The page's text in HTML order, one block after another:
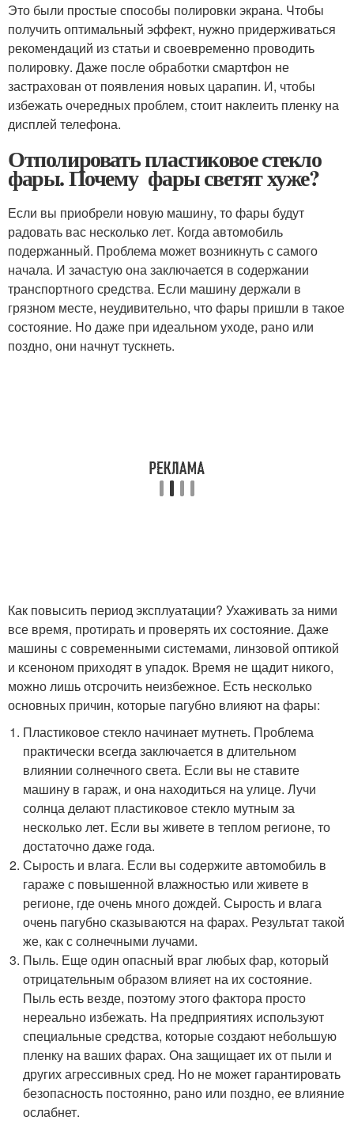
Это были простые способы полировки экрана. Чтобы
получить оптимальный эффект, нужно придерживаться
рекомендаций из статьи и своевременно проводить
полировку. Даже после обработки смартфон не
застрахован от появления новых царапин. И, чтобы
избежать очередных проблем, стоит наклеить пленку на
дисплей телефона.
Отполировать пластиковое стекло
фары. Почему фары светят хуже?
Если вы приобрели новую машину, то фары будут
радовать вас несколько лет. Когда автомобиль
подержанный. Проблема может возникнуть с самого
начала. И зачастую она заключается в содержании
транспортного средства. Если машину держали в
грязном месте, неудивительно, что фары пришли в такое
состояние. Но даже при идеальном уходе, рано или
поздно, они начнут тускнеть.
Как повысить период эксплуатации? Ухаживать за ними
все время, протирать и проверять их состояние. Даже
машины с современными системами, линзовой оптикой
и ксеноном приходят в упадок. Время не щадит никого,
можно лишь отсрочить неизбежное. Есть несколько
основных причин, которые пагубно влияют на фары:
Пластиковое стекло начинает мутнеть. Проблема
практически всегда заключается в длительном
влиянии солнечного света. Если вы не ставите
машину в гараж, и она находиться на улице. Лучи
солнца делают пластиковое стекло мутным за
несколько лет. Если вы живете в теплом регионе, то
достаточно даже года.
Сырость и влага. Если вы содержите автомобиль в
гараже с повышенной влажностью или живете в
регионе, где очень много дождей. Сырость и влага
очень пагубно сказываются на фарах. Результат такой
же, как с солнечными лучами.
Пыль. Еще один опасный враг любых фар, который
отрицательным образом влияет на их состояние.
Пыль есть везде, поэтому этого фактора просто
нереально избежать. На предприятиях используют
специальные средства, которые создают небольшую
пленку на ваших фарах. Она защищает их от пыли и
других агрессивных сред. Но не может гарантировать
безопасность постоянно, рано или поздно, ее влияние
ослабнет.